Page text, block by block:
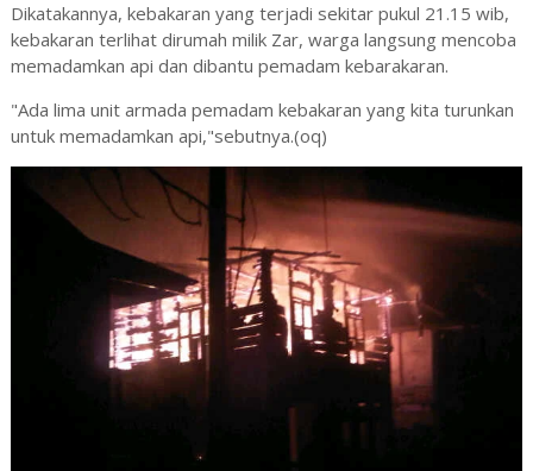
Dikatakannya, kebakaran yang terjadi sekitar pukul 21.15 wib,
kebakaran terlihat dirumah milik Zar, warga langsung mencoba
memadamkan api dan dibantu pemadam kebarakaran.
"Ada lima unit armada pemadam kebakaran yang kita turunkan
untuk memadamkan api,"sebutnya.(oq)